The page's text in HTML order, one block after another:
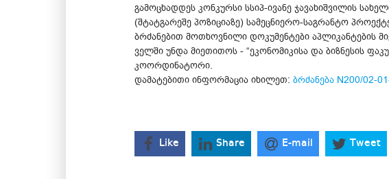
გამოცხადდეს კონკურსი სსიპ-ივანე ჯავახიშვილის
(შტატგარეშე პოზიციაზე) სამეცნიერო-საგრანტო
ბრძანებით მოთხოვნილი დოკუმენტები აპლიკანტების
ველში უნდა მიეთითოს - “ეკონომიკისა და ბიზნესის
კოორდინატორი.
დამატებითი ინფორმაცია იხილეთ: ბრძანება N200/02-
Like Share E-mail Tweet